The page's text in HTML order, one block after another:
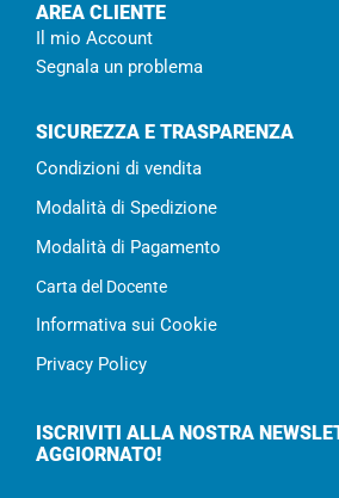
AREA CLIENTE
Il mio Account
Segnala un problema
SICUREZZA E TRASPARENZA
Condizioni di vendita
Modalità di Spedizione
Modalità di Pagamento
Carta del Docente
Informativa sui Cookie
Privacy Policy
ISCRIVITI ALLA NOSTRA
AGGIORNATO!